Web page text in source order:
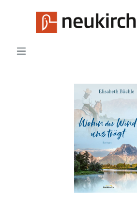
Zum Hauptinhalt springen
Bildergalerie überspringen